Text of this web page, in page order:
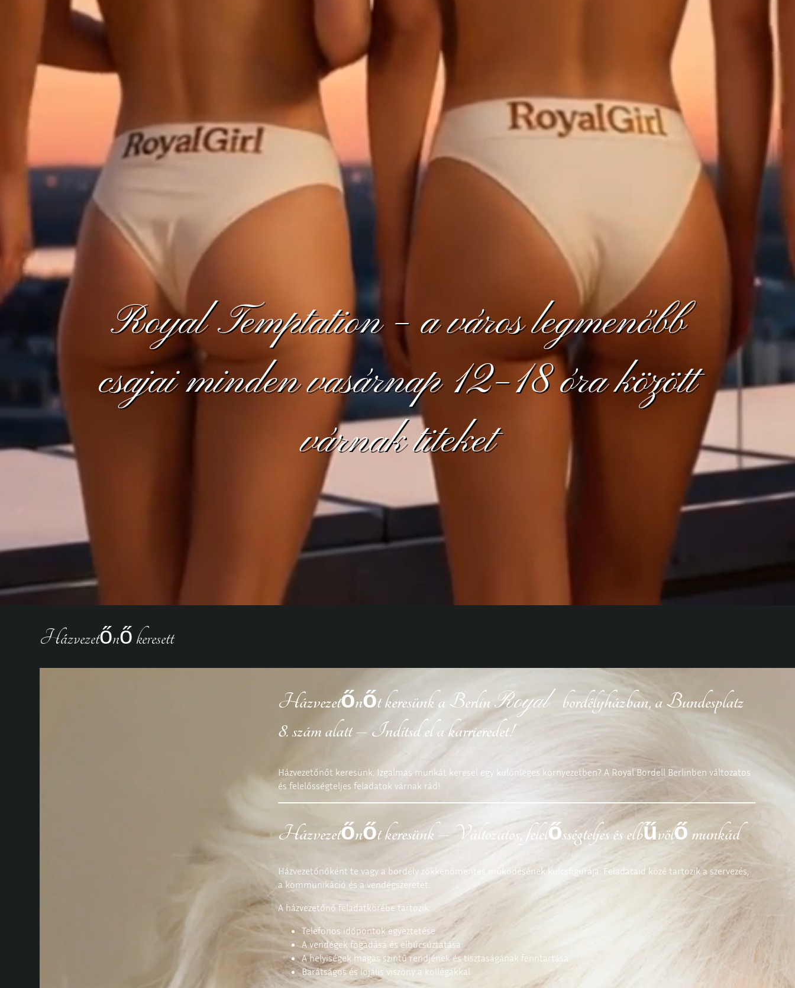
Royal Temptation – a város legmenőbb
csajai minden vasárnap 12–18 óra között
várnak titeket
Házvezetőnő keresett
Házvezetőnőt keresünk a BerlinRoyal bordélyházban, a Bundesplatz
8. szám alatt – Indítsd el a karrieredet!
Házvezetőnőt keresünk: Izgalmas munkát keresel egy különleges környezetben? A Royal Bordell Berlinben változatos
és felelősségteljes feladatok várnak rád!
Házvezetőnőt keresünk – Változatos, felelősségteljes és elbűvölő munkád
Házvezetőnőként te vagy a bordély zökkenőmentes működésének kulcsfigurája. Feladataid közé tartozik a szervezés,
a kommunikáció és a vendégszeretet.
A házvezetőnő feladatkörébe tartozik:
Telefonos időpontok egyeztetése
A vendégek fogadása és elbúcsúztatása
A helyiségek magas szintű rendjének és tisztaságának fenntartása
Barátságos és lojális viszony a kollégákkal